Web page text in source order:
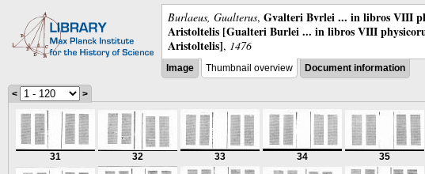
Burlaeus, Gualterus, Gvalteri Bvrlei ... in libros VIII
Aristoltelis [Gualteri Burlei ... in libros VIII
Aristoltelis], 1476
Image Thumbnail overview Document information
< >
31 32 33 34 35